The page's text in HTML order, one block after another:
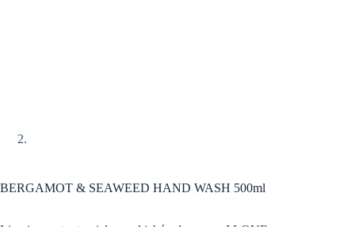
BERGAMOT & SEAWEED HAND WASH 500ml